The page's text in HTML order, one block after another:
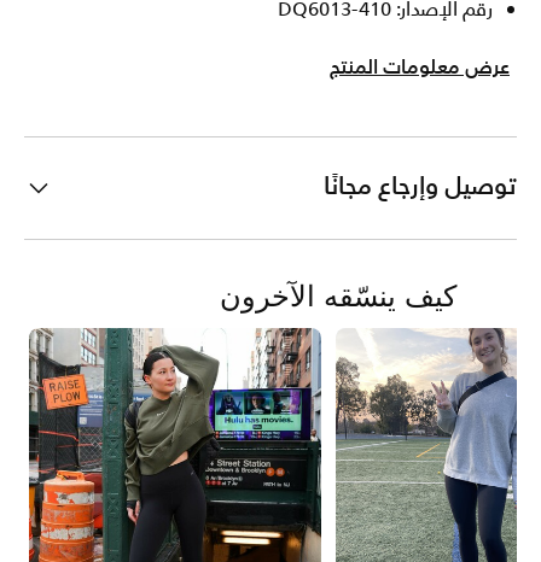
رقم الإصدار: DQ6013-410
عرض معلومات المنتج
توصيل وإرجاع مجانًا